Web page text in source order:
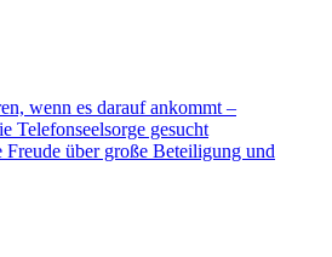
wenn es darauf ankommt –
Telefonseelsorge gesucht
Freude über große Beteiligung und